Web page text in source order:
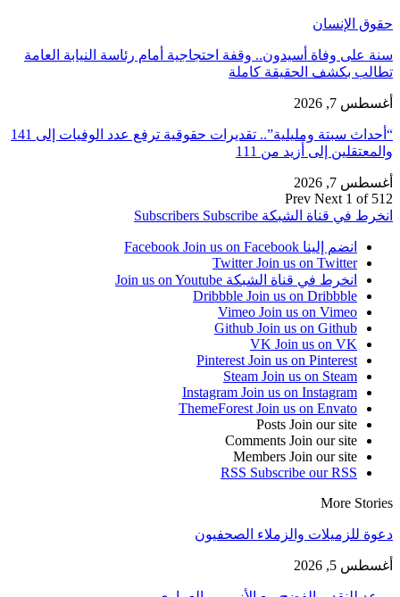
حقوق الإنسان
سنة على وفاة أسيدون.. وقفة احتجاجية أمام رئاسة النيابة العامة
تطالب بكشف الحقيقة كاملة
أغسطس 7, 2026
“أحداث سبتة ومليلية”.. تقديرات حقوقية ترفع عدد الوفيات إلى 141
والمعتقلين إلى أزيد من 111
أغسطس 7, 2026
Prev Next 1 of 512
انخرط في قناة الشبكة
Subscribers Subscribe
انضم إلينا Facebook Join us on Facebook
Twitter Join us on Twitter
انخرط في قناة الشبكة Join us on Youtube
Dribbble Join us on Dribbble
Vimeo Join us on Vimeo
Github Join us on Github
VK Join us on VK
Pinterest Join us on Pinterest
Steam Join us on Steam
Instagram Join us on Instagram
ThemeForest Join us on Envato
Posts Join our site
Comments Join our site
Members Join our site
RSS Subscribe our RSS
More Stories
دعوة للزميلات والزملاء الصحفيون
أغسطس 5, 2026